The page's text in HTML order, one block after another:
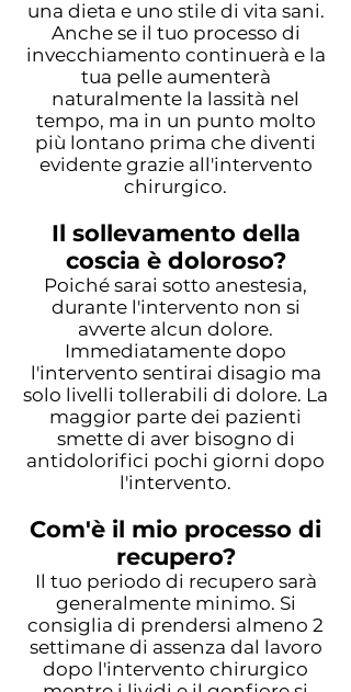
una dieta e uno stile di vita sani.
Anche se il tuo processo di
invecchiamento continuerà e la
tua pelle aumenterà
naturalmente la lassità nel
tempo, ma in un punto molto
più lontano prima che diventi
evidente grazie all'intervento
chirurgico.
Il sollevamento della
coscia è doloroso?
Poiché sarai sotto anestesia,
durante l'intervento non si
avverte alcun dolore.
Immediatamente dopo
l'intervento sentirai disagio ma
solo livelli tollerabili di dolore. La
maggior parte dei pazienti
smette di aver bisogno di
antidolorifici pochi giorni dopo
l'intervento.
Com'è il mio processo di
recupero?
Il tuo periodo di recupero sarà
generalmente minimo. Si
consiglia di prendersi almeno 2
settimane di assenza dal lavoro
dopo l'intervento chirurgico